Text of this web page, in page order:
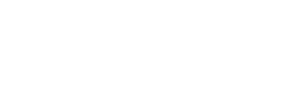
proposées par le site.
par des messages trop nombreux, sélectionnez les
intéressantes. Et en plus, bien souvent, elles vous font
de votre inscription.